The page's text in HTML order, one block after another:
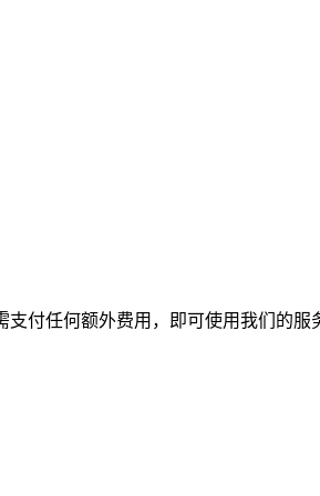
付任何额外费用，即可使用我们的服